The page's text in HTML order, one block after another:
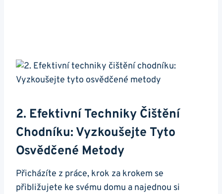
2. Efektivní Techniky Čištění
Chodníku: ⁢Vyzkoušejte Tyto
Osvědčené Metody
Přicházíte z práce, krok za krokem se⁢
přibližujete ke​ svému domu ‍a najednou ​si